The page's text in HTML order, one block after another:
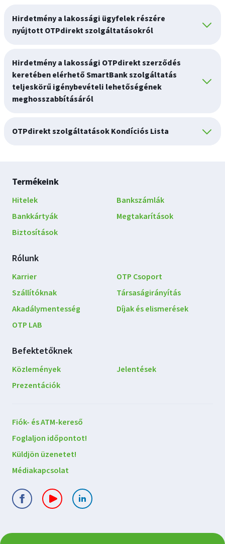
Hirdetmény a lakossági ügyfelek részére
nyújtott OTPdirekt szolgáltatásokról
Hirdetmény a lakossági OTPdirekt szerződés
keretében elérhető SmartBank szolgáltatás
teljeskörű igénybevételi lehetőségének
meghosszabbításáról
OTPdirekt szolgáltatások Kondíciós Lista
Lábléc
navigáció
Termékeink
Hitelek
Bankszámlák
Bankkártyák
Megtakarítások
Biztosítások
Rólunk
Karrier
Szállítóknak
Akadálymentesség
OTP LAB
OTP Csoport
Társaságirányítás
Díjak és elismerések
Befektetőknek
Közlemények
Jelentések
Prezentációk
Lépjen
kapcsolatba
velünk
Fiók- és ATM-kereső
Foglaljon időpontot!
Küldjön üzenetet!
Médiakapcsolat